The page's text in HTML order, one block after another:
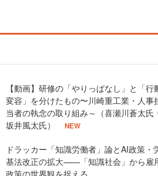
【動画】研修の「やりっぱなし」と「行
変容」を分けたもの〜川崎重工業・人事
当者の執念の取り組み～（喜瀬川蒼太氏
坂井風太氏）
NEW
ドラッカー「知識労働者」論とAI政策・
基法改正の拡大——「知識社会」から雇